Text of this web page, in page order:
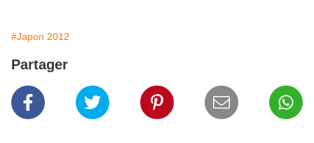
#Japon 2012
Partager